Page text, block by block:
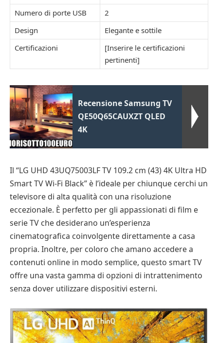
Numero di porte USB
2
Design
Elegante e sottile
Certificazioni
[Inserire le certificazioni
pertinenti]
Recensione Samsung TV
QE50Q65CAUXZT QLED
4K
Il “LG UHD 43UQ75003LF TV 109.2 cm (43) 4K Ultra HD
Smart TV Wi-Fi Black” è l’ideale per chiunque cerchi un
televisore di alta qualità con una risoluzione
eccezionale. È perfetto per gli appassionati di film e
serie TV che desiderano un’esperienza
cinematografica coinvolgente direttamente a casa
propria. Inoltre, per coloro che amano accedere a
contenuti online in modo semplice, questo smart TV
offre una vasta gamma di opzioni di intrattenimento
senza dover utilizzare dispositivi esterni.